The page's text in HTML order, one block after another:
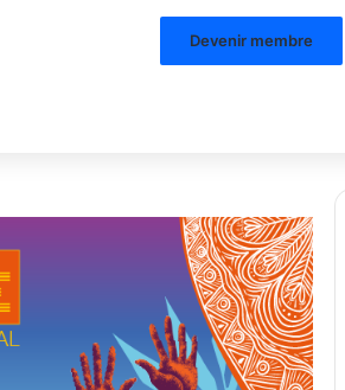
Devenir membre